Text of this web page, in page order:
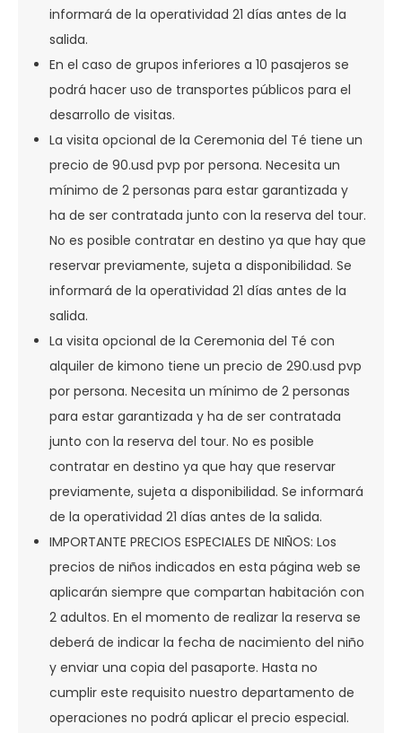
informará de la operatividad 21 días antes de la
salida.
En el caso de grupos inferiores a 10 pasajeros se
podrá hacer uso de transportes públicos para el
desarrollo de visitas.
La visita opcional de la Ceremonia del Té tiene un
precio de 90.usd pvp por persona. Necesita un
mínimo de 2 personas para estar garantizada y
ha de ser contratada junto con la reserva del tour.
No es posible contratar en destino ya que hay que
reservar previamente, sujeta a disponibilidad. Se
informará de la operatividad 21 días antes de la
salida.
La visita opcional de la Ceremonia del Té con
alquiler de kimono tiene un precio de 290.usd pvp
por persona. Necesita un mínimo de 2 personas
para estar garantizada y ha de ser contratada
junto con la reserva del tour. No es posible
contratar en destino ya que hay que reservar
previamente, sujeta a disponibilidad. Se informará
de la operatividad 21 días antes de la salida.
IMPORTANTE PRECIOS ESPECIALES DE NIÑOS: Los
precios de niños indicados en esta página web se
aplicarán siempre que compartan habitación con
2 adultos. En el momento de realizar la reserva se
deberá de indicar la fecha de nacimiento del niño
y enviar una copia del pasaporte. Hasta no
cumplir este requisito nuestro departamento de
operaciones no podrá aplicar el precio especial.